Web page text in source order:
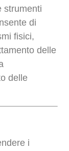
strumenti
di
fisici,
delle
delle
i